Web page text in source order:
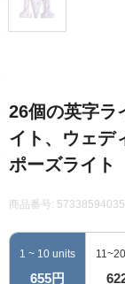
26個の英字ラ
イト、ウェデ
ポーズライト
商品番号:
1 ~ 10 units
655円